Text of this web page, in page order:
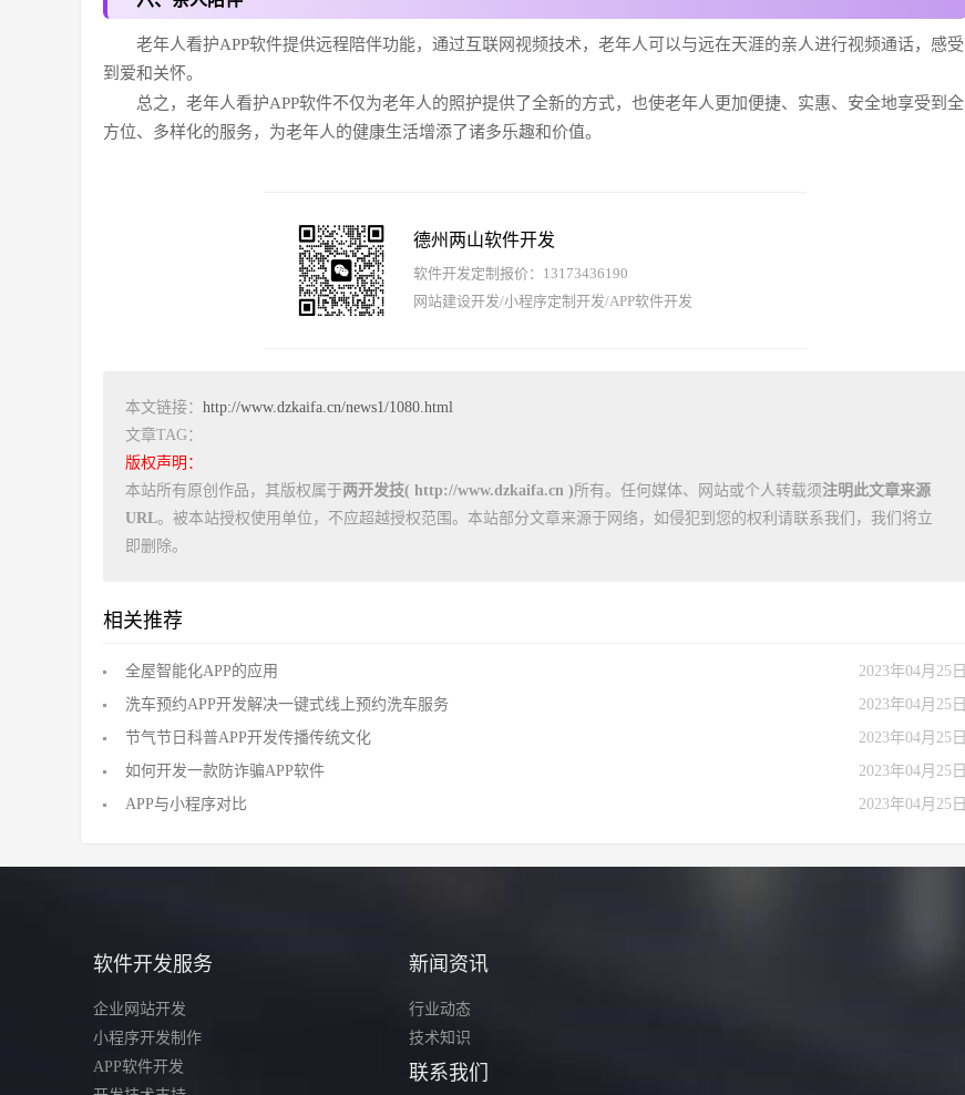
老年人看护APP软件提供远程陪伴功能，通过互联网视频技术，老年人可以与远在天涯的亲人进行视频通话，感受
到爱和关怀。
总之，老年人看护APP软件不仅为老年人的照护提供了全新的方式，也使老年人更加便捷、实惠、安全地享受到全
方位、多样化的服务，为老年人的健康生活增添了诸多乐趣和价值。
德州两山软件开发
软件开发定制报价：13173436190
网站建设开发/小程序定制开发/APP软件开发
本文链接： http://www.dzkaifa.cn/news1/1080.html
文章TAG：
版权声明：
本站所有原创作品，其版权属于两开发技( http://www.dzkaifa.cn )所有。任何媒体、网站或个人转载须注明此文章来源
URL。被本站授权使用单位，不应超越授权范围。本站部分文章来源于网络，如侵犯到您的权利请联系我们，我们将立
即删除。
相关推荐
全屋智能化APP的应用
2023年04月25日
洗车预约APP开发解决一键式线上预约洗车服务
2023年04月25日
节气节日科普APP开发传播传统文化
2023年04月25日
如何开发一款防诈骗APP软件
2023年04月25日
APP与小程序对比
2023年04月25日
软件开发服务
企业网站开发
小程序开发制作
APP软件开发
新闻资讯
行业动态
技术知识
联系我们